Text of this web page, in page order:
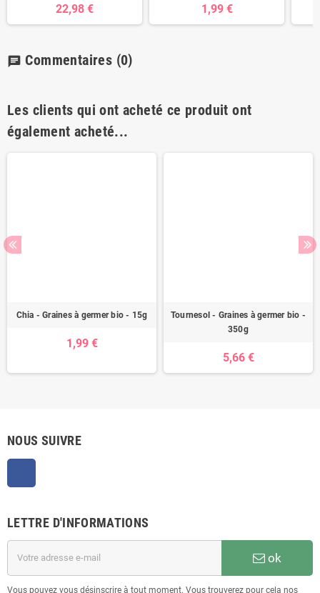
22,98 € 1,99 €
chat Commentaires (0)
Les clients qui ont acheté ce produit ont
également acheté...
Chia - Graines à germer bio - 15g
1,99 €
Tournesol - Graines à germer bio -
350g
5,66 €
NOUS SUIVRE
LETTRE D'INFORMATIONS
ok
Vous pouvez vous désinscrire à tout moment. Vous trouverez pour cela nos